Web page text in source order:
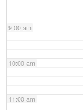
9:00 am
10:00 am
11:00 am